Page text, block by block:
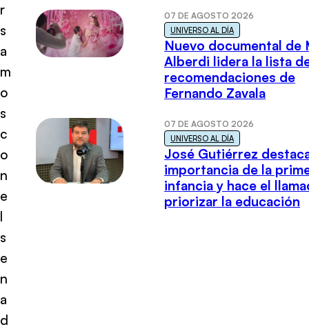
r
s
a
m
o
s
c
o
n
e
l
s
e
n
a
d
07 DE AGOSTO 2026
UNIVERSO AL DÍA
Nuevo documental de
Alberdi lidera la lista
recomendaciones de
Fernando Zavala
07 DE AGOSTO 2026
UNIVERSO AL DÍA
José Gutiérrez
importancia de la
infancia y hace el
priorizar la educación